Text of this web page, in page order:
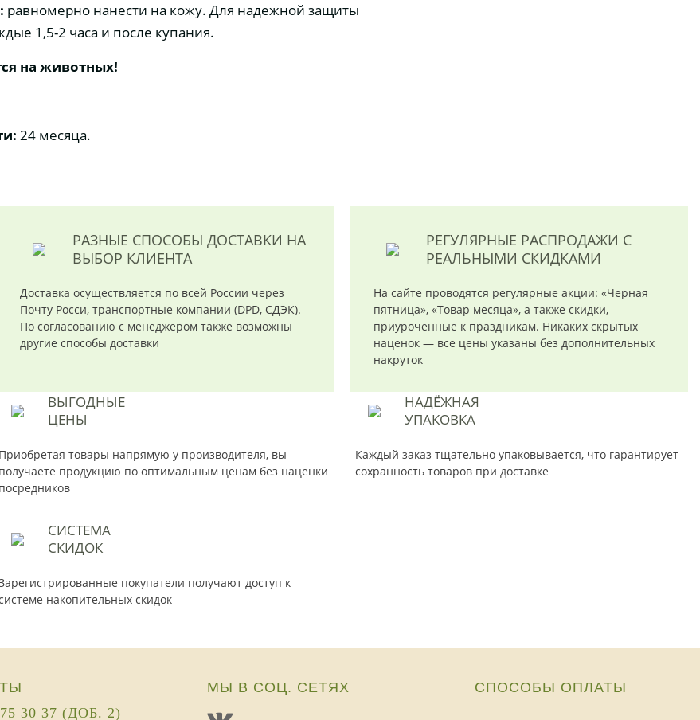
равномерно нанести на кожу. Для надежной защиты
1,5-2 часа и после купания.
на животных!
24 месяца.
РАЗНЫЕ СПОСОБЫ ДОСТАВКИ НА
ВЫБОР КЛИЕНТА
Доставка осуществляется по всей России через
Почту Росси, транспортные компании (DPD, СДЭК).
По согласованию с менеджером также возможны
другие способы доставки
РЕГУЛЯРНЫЕ РАСПРОДАЖИ С
РЕАЛЬНЫМИ СКИДКАМИ
На сайте проводятся регулярные акции: «Черная
пятница», «Товар месяца», а также скидки,
приуроченные к праздникам. Никаких скрытых
наценок — все цены указаны без дополнительных
накруток
ВЫГОДНЫЕ
ЦЕНЫ
Приобретая товары напрямую у производителя, вы
получаете продукцию по оптимальным ценам без наценки
посредников
НАДЁЖНАЯ
УПАКОВКА
Каждый заказ тщательно упаковывается, что гарантирует
сохранность товаров при доставке
СИСТЕМА
СКИДОК
покупатели получают доступ к
накопительных скидок
30 37 (ДОБ. 2)
МЫ В СОЦ. СЕТЯХ СПОСОБЫ ОПЛАТЫ